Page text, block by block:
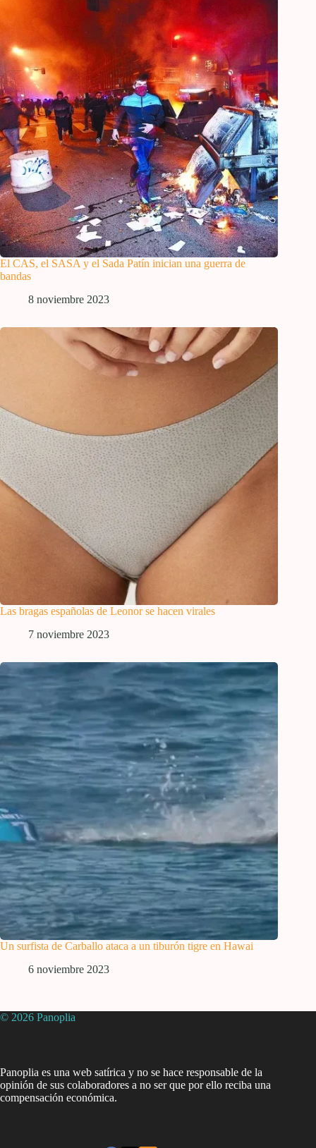
El CAS, el SASA y el Sada Patín inician una guerra de
bandas
8 noviembre 2023
Las bragas españolas de Leonor se hacen virales
7 noviembre 2023
Un surfista de Carballo ataca a un tiburón tigre en Hawai
6 noviembre 2023
© 2026 Panoplia
Panoplia es una web satírica y no se hace responsable de la
opinión de sus colaboradores a no ser que por ello reciba una
compensación económica.